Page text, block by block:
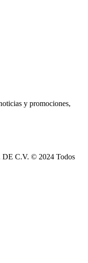
y promociones,
C.V. © 2024 Todos